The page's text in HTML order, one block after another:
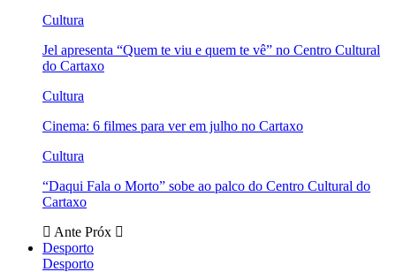
Cultura
Jel apresenta “Quem te viu e quem te vê” no Centro Cultural
do Cartaxo
Cultura
Cinema: 6 filmes para ver em julho no Cartaxo
Cultura
“Daqui Fala o Morto” sobe ao palco do Centro Cultural do
Cartaxo
Ante Próx
Desporto
Desporto